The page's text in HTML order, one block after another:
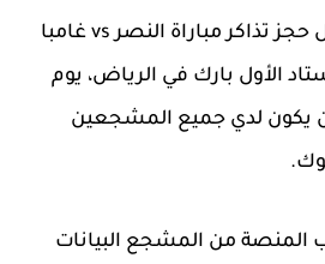
كما قلنا .. يلزم من أجل حجز تذاكر مباراة النصر vs غامبا
الأول بارك في الرياض، يوم
16 - 5 - 2026 أن يكون لدي جميع المشجعين
من المشجع البيانات